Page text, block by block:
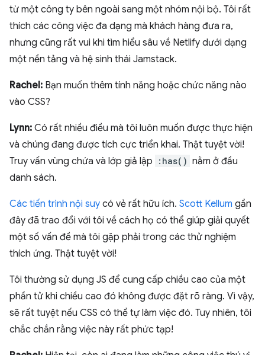
từ một công ty bên ngoài sang một nhóm nội bộ. Tôi rất
thích các công việc đa dạng mà khách hàng đưa ra,
nhưng cũng rất vui khi tìm hiểu sâu về Netlify dưới dạng
một nền tảng và hệ sinh thái Jamstack.
Rachel: Bạn muốn thêm tính năng hoặc chức năng nào
vào CSS?
Lynn: Có rất nhiều điều mà tôi luôn muốn được thực hiện
và chúng đang được tích cực triển khai. Thật tuyệt vời!
Truy vấn vùng chứa và lớp giả lập
:has() nằm ở đầu
danh sách.
Các tiến trình nội suy có vẻ rất hữu ích. Scott Kellum gần
đây đã trao đổi với tôi về cách họ có thể giúp giải quyết
một số vấn đề mà tôi gặp phải trong các thử nghiệm
thích ứng. Thật tuyệt vời!
Tôi thường sử dụng JS để cung cấp chiều cao của một
phần tử khi chiều cao đó không được đặt rõ ràng. Vì vậy,
sẽ rất tuyệt nếu CSS có thể tự làm việc đó. Tuy nhiên, tôi
chắc chắn rằng việc này rất phức tạp!